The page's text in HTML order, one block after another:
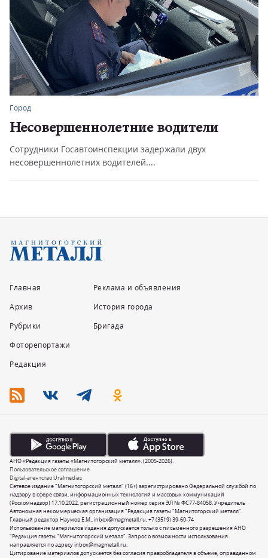
Город
Несовершеннолетние водители
Сотрудники Госавтоинспекции задержали двух
несовершеннолетних водителей....
Главная
Архив
Рубрики
Фоторепортажи
Редакция
Реклама и объявления
История города
Бригада
Сетевое издание "Магнитогорский металл" (16+) зарегистрировано Федеральной службой по
надзору в сфере связи, информационных технологий и массовых коммуникаций
(Роскомнадзор) 17.10.2022, регистрационный номер серия ЭЛ № ФС77-84058. Учредитель
Автономная некоммерческая организация "Редакция газеты "Магнитогорский металл".
Главный редактор Наумов Е.М.,inbox@magmetall.ru,+7 (3519) 39-60-74
Использование материалов издания допускается только с письменного разрешения АНО
"Редакция газеты "Магнитогорский металл". Запрос о возможности использования
направляется по адресуinbox@magmetall.ru.
Цитирование материалов допускается без согласия правообладателя в объеме, оправданном
Пользовательское соглашение
Digital-агентство Uralmedias
АНО «Редакция газеты «Магнитогорский металл». (2005-2026).